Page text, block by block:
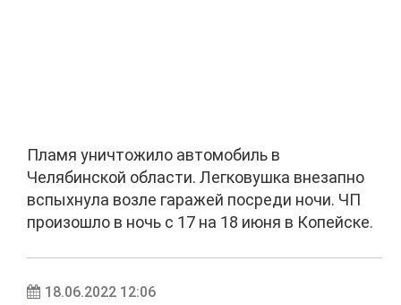
Пламя уничтожило автомобиль в
Челябинской области. Легковушка внезапно
вспыхнула возле гаражей посреди ночи. ЧП
произошло в ночь с 17 на 18 июня в Копейске.
18.06.2022 12:06